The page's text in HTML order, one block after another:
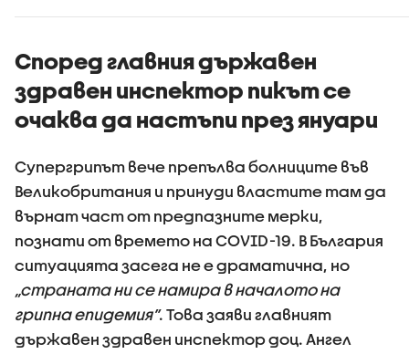
Според главния държавен
здравен инспектор пикът се
очаква да настъпи през януари
Супергрипът вече препълва болниците във
Великобритания и принуди властите там да
върнат част от предпазните мерки,
познати от времето на COVID-19. В България
ситуацията засега не е драматична, но
„страната ни се намира в началото на
грипна епидемия”. Това заяви главният
държавен здравен инспектор доц. Ангел